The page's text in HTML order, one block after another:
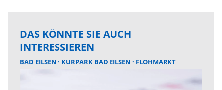
DAS KÖNNTE SIE AUCH
INTERESSIEREN
BAD EILSEN KURPARK BAD EILSEN FLOHMARKT